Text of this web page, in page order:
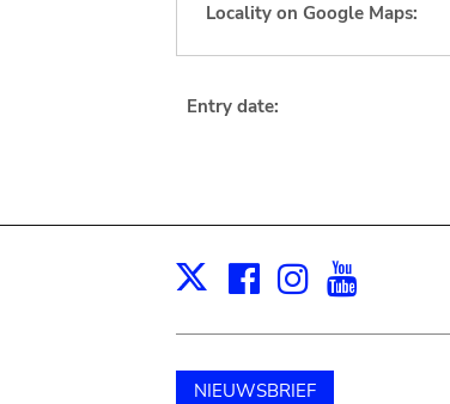
Locality on Google Maps:
Entry date:
X Facebook
Instagram
NIEUWSBRIEF